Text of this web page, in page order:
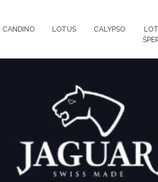
CANDINO LOTUS CALYPSO